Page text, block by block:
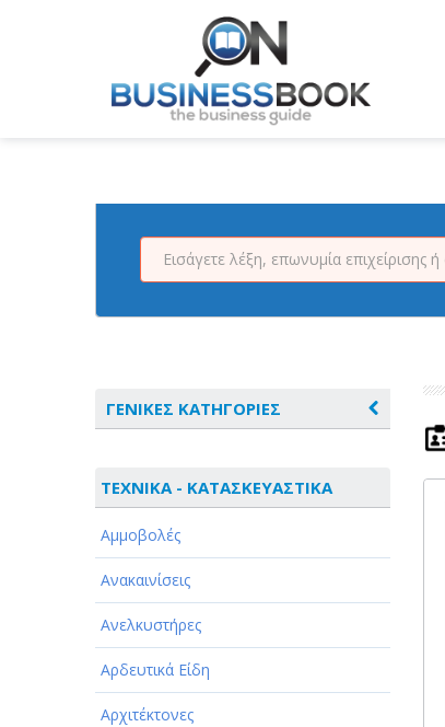
ΓΕΝΙΚΕΣ ΚΑΤΗΓΟΡΙΕΣ
ΑΘΛΗΤΙΣΜΟΣ
ΑΥΤΟΚΙΝΗΤΑ - ΜΗΧΑΝΕΣ - ΣΚΑΦΗ
ΔΙΑΣΚΕΔΑΣΗ - ΨΥΧΑΓΩΓΙΑ - ΤΕΧΝΕΣ
ΔΙΑΦΗΜΙΣΗ - ΜΜΕ
ΕΚΚΛΗΣΙΕΣ - ΦΙΛΑΝΘΡΩΠΙΚΑ
ΣΩΜΑΤΕΙΑ
ΤΕΧΝΙΚΑ - ΚΑΤΑΣΚΕΥΑΣΤΙΚΑ
Αμμοβολές
Ανακαινίσεις
Ανελκυστήρες
Αρδευτικά Είδη
Αρχιτέκτονες